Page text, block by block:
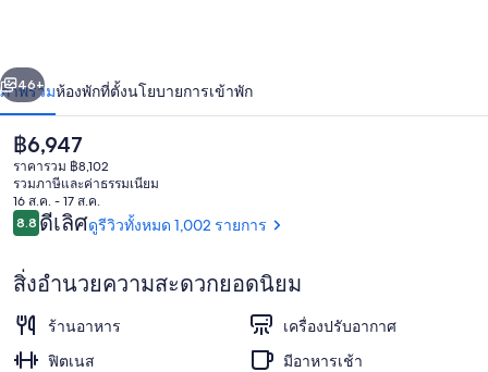
ตัน
โฮ
เทล
แอนด์
สวี
ทส์
เจ
ห้องพรีเมียร์สวีท, เตียงใหญ่ 2 เตียง,
า
ถัดไป
46+
ภาพรวมห้องพักที่ตั้งนโยบายการเข้าพัก
ราคา
ปัจจุบัน
฿6,947
฿6,947
ราคารวม ฿8,102
รวมภาษีและค่าธรรมเนียม
16 ส.ค. - 17 ส.ค.
รีวิว
8.88.8 จาก 10
ดีเลิศดูรีวิวทั้งหมด 1,002 รายการ
สิ่งอำนวยความสะดวกยอดนิยม
ร้านอาหาร
เครื่องปรับอากาศ
ฟิตเนส
มีอาหารเช้า